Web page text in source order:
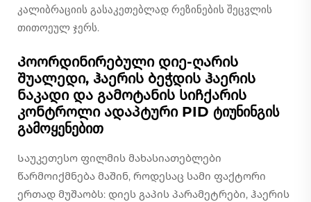
კალიბრაციის გასაკეთებლად რეზინების შეცვლის
თითოეულ ჯერს.
Კოორდინირებული დიე-ღარის
შუალედი, ჰაერის ბეჭდის ჰაერის
ნაკადი და გამოტანის სიჩქარის
კონტროლი ადაპტური PID ტიუნინგის
გამოყენებით
Საუკეთესო ფილმის მახასიათებლები
წარმოიქმნება მაშინ, როდესაც სამი ფაქტორი
ერთად მუშაობს: დიეს გაპის პარამეტრები, ჰაერის